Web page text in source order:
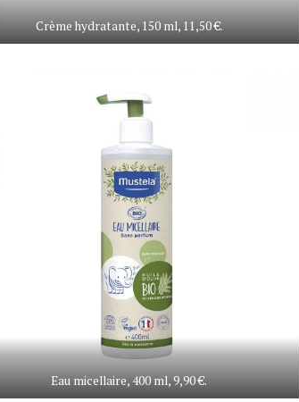
Crème hydratante, 150 ml, 11,50 €.
Eau micellaire, 400 ml, 9,90 €.